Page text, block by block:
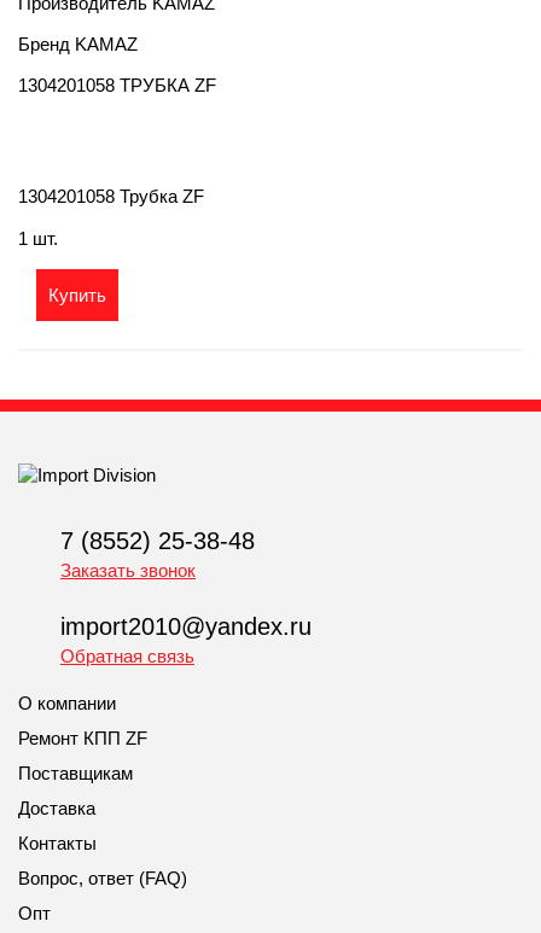
Бренд KAMAZ
1304201058 ТРУБКА ZF
1304201058 Трубка ZF
1 шт.
Купить
7 (8552) 25-38-48
Заказать звонок
import2010@yandex.ru
Обратная связь
О компании
Ремонт КПП ZF
Поставщикам
Доставка
Контакты
Вопрос, ответ (FAQ)
Опт